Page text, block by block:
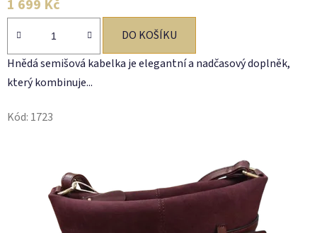
1 699 Kč
DO KOŠÍKU
Hnědá semišová kabelka je elegantní a nadčasový doplněk,
který kombinuje...
Kód: 1723